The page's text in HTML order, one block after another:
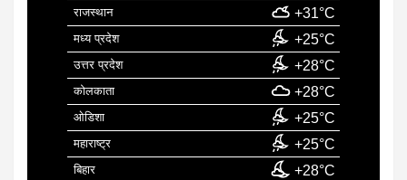
राजस्थान +31°C
मध्य प्रदेश +25°C
उत्तर प्रदेश +28°C
कोलकाता +28°C
ओडिशा +25°C
महाराष्ट्र +25°C
बिहार +28°C